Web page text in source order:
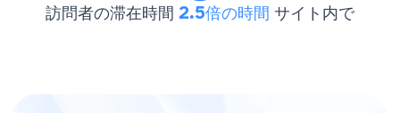
訪問者の滞在時間 2.5倍の時間 サイト内で